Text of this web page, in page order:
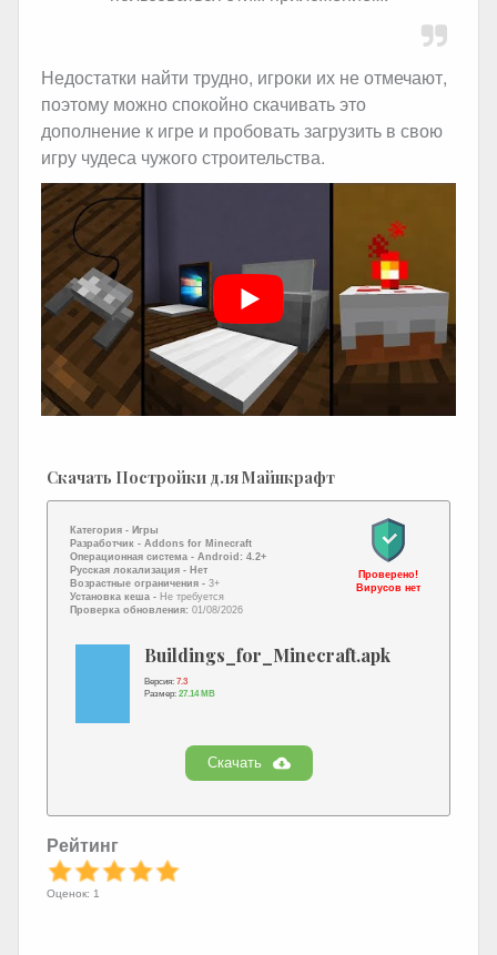
Недостатки найти трудно, игроки их не отмечают,
поэтому можно спокойно скачивать это
дополнение к игре и пробовать загрузить в свою
игру чудеса чужого строительства.
Скачать Постройки для Майнкрафт
Категория - Игры
Разработчик - Addons for Minecraft
Операционная система - Android: 4.2+
Русская локализация - Нет
Возрастные ограничения - 3+
Установка кеша - Не требуется
Проверка обновления: 01/08/2026
Проверено!
Вирусов нет
Buildings_for_Minecraft.apk
Версия: 7.3
Размер: 27.14 MB
Скачать
Рейтинг
Оценок: 1